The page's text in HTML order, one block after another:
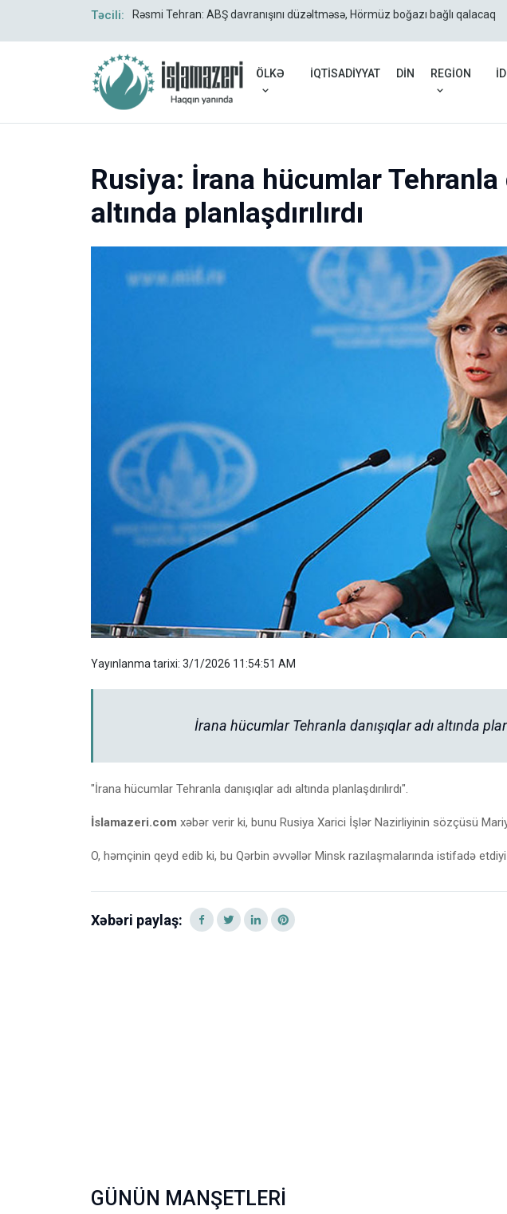
Təcili: Rəsmi Tehran: ABŞ davranışını düzəltməsə, Hörmüz boğazı bağlı qalacaq
ÖLKƏ İQTİSADİYYAT DİN REGİON
Rusiya: İrana hücumlar Tehranla
altında planlaşdırılırdı
Yayınlanma tarixi: 3/1/2026 11:54:51 AM
İrana hücumlar Tehranla danışıqlar adı altında
"İrana hücumlar Tehranla danışıqlar adı altında planlaşdırılırdı".
İslamazeri.com xəbər verir ki, bunu Rusiya Xarici İşlər Nazirliyinin sözçüsü
O, həmçinin qeyd edib ki, bu Qərbin əvvəllər Minsk razılaşmalarında istifadə etdiyi
Xəbəri paylaş:
GÜNÜN MANŞETLERİ